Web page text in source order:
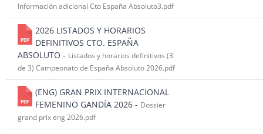
Información adicional Cto España Absoluto3.pdf
2026 LISTADOS Y HORARIOS
DEFINITIVOS CTO. ESPAÑA
ABSOLUTO - Listados y horarios definitivos (3
de 3) Campeonato de España Absoluto 2026.pdf
(ENG) GRAN PRIX INTERNACIONAL
FEMENINO GANDÍA 2026 - Dossier
grand prix eng 2026.pdf